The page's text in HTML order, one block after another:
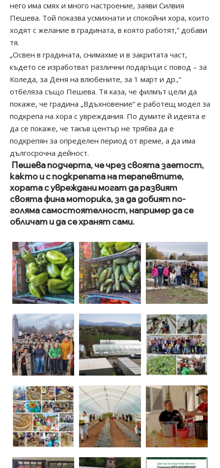
него има смях и много настроение, заяви Силвия
Пешева. Той показва усмихнати и спокойни хора, които
ходят с желание в градината, в която работят,“ добави
тя.
„Освен в градината, снимахме и в закритата част,
където се изработват различни подаръци с повод – за
Коледа, за Деня на влюбените, за 1 март и др.,“
отбеляза също Пешева. Тя каза, че филмът цели да
покаже, че градина „Вдъхновение“ е работещ модел за
подкрепа на хора с увреждания. По думите й идеята е
да се покаже, че такъв център не трябва да е
подкрепян за определен период от време, а да има
дългосрочна дейност.
Пешева подчерта, че чрез своята заетост,
както и с подкрепата на терапевтите,
хората с увреждани могат да развият
своята фина моторика, за да добият по-
голяма самостоятелност, например да се
обличат и да се хранят сами.